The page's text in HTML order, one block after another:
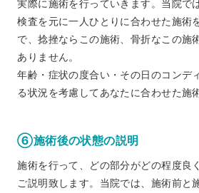
実際に施術を行っていきます。当院で
検査を元に一人ひとりに合わせた施術
で、捻挫ならこの施術、骨折なこの施
ありません。
年齢・症状の度合い・その日のコンデ
る状況を考慮してあなたに合わせた施
⑥施術後の状態の説明
施術を行って、どの部分がどの程度良
ご説明致します。当院では、施術前と